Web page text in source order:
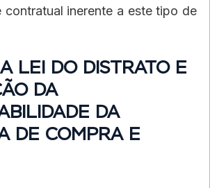
contratual inerente a este tipo de
LEI DO DISTRATO E
DA
DA
DE COMPRA E